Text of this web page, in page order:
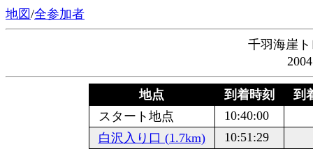
地図/全参加者
千羽海崖
地点 到着時刻
到
スタート地点
10:40:00
白沢入り口 (1.7km)
10:51:29